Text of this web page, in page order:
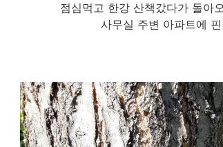
점심먹고 한강 산책갔다가 돌아
사무실 주변 아파트에